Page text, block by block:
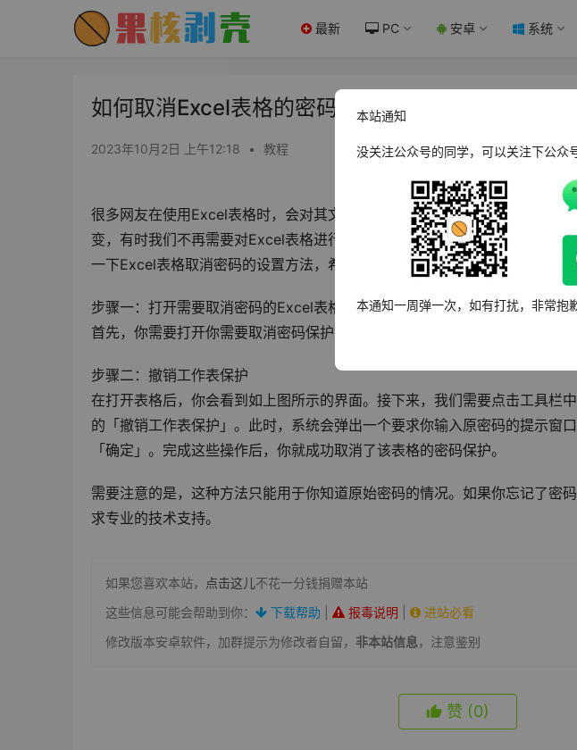
最新 PC 安卓 系统
如何取消Excel表格的密码保护 - 果核剥壳
2023年10月2日 上午12:18 • 教程
很多网友在使用Excel表格时，会对其文件进行密码保护，以确保数据的安全
变，有时我们不再需要对Excel表格进行密码保护。那么，我们应该如何取消
一下Excel表格取消密码的设置方法，希望能够帮助到有需要的网友们。
步骤一：打开需要取消密码的Excel表格
首先，你需要打开你需要取消密码保护的Excel表格。请确保你有足够的权限
步骤二：撤销工作表保护
在打开表格后，你会看到如上图所示的界面。接下来，我们需要点击工具栏
的「撤销工作表保护」。此时，系统会弹出一个要求你输入原密码的提示窗
「确定」。完成这些操作后，你就成功取消了该表格的密码保护。
需要注意的是，这种方法只能用于你知道原始密码的情况。如果你忘记了密
求专业的技术支持。
如果您喜欢本站， 点击这儿不花一分钱捐赠本站
这些信息可能会帮助到你：
下载帮助 报毒说明
进站必看
修改版本安卓软件，加群提示为修改者自留， 非本站信息，注意鉴别
赞 (0)
本站通知
没关注公众号的同学，可以关注下公众
本通知一周弹一次，如有打扰，非常抱歉